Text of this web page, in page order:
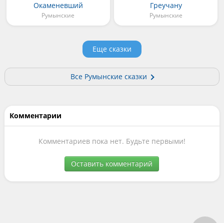
Окаменевший
Румынские
Греучану
Румынские
Еще сказки
Все Румынские сказки
Комментарии
Комментариев пока нет. Будьте первыми!
Оставить комментарий